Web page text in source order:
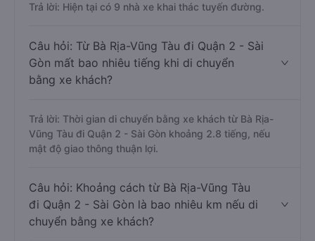
Trả lời: Hiện tại có 9 nhà xe khai thác tuyến đường.
Câu hỏi: Từ Bà Rịa-Vũng Tàu đi Quận 2 - Sài
Gòn mất bao nhiêu tiếng khi di chuyển
bằng xe khách?
Trả lời: Thời gian di chuyển bằng xe khách từ Bà Rịa-
Vũng Tàu đi Quận 2 - Sài Gòn khoảng 2.8 tiếng, nếu
mật độ giao thông thuận lợi.
Câu hỏi: Khoảng cách từ Bà Rịa-Vũng Tàu
đi Quận 2 - Sài Gòn là bao nhiêu km nếu di
chuyển bằng xe khách?